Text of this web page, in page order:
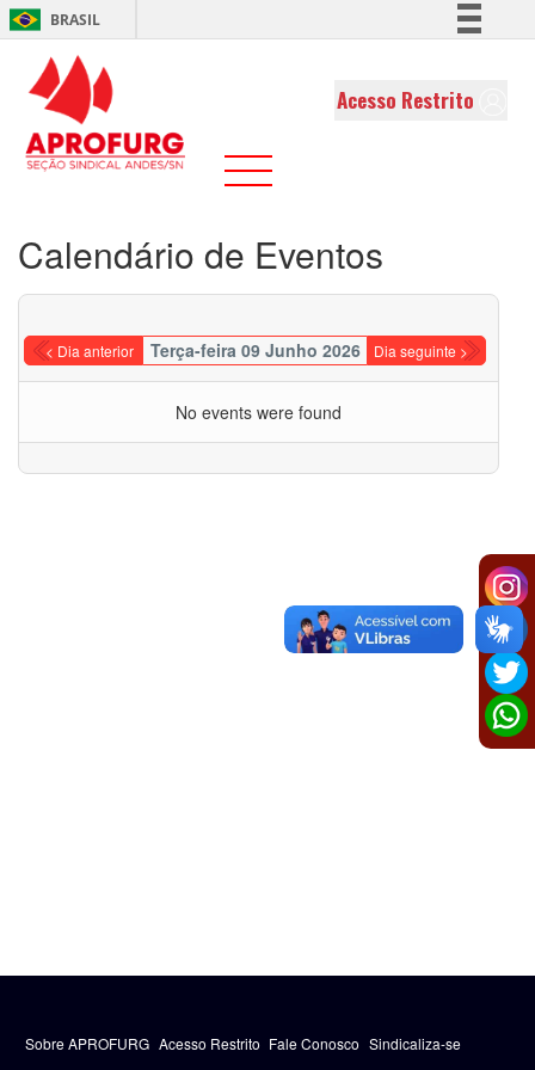
BRASIL
Comunica BR
Acesso Restrito
Calendário de Eventos
< Dia anterior Terça-feira 09 Junho 2026 Dia seguinte >
No events were found
Sobre APROFURG Acesso Restrito Fale Conosco Sindicaliza-se